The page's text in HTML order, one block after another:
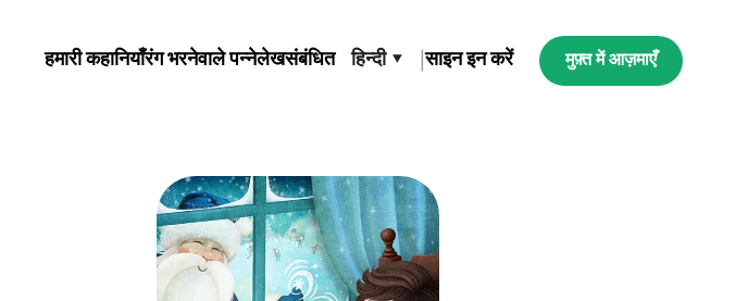
हमारी कहानियाँरंग भरनेवाले पन्नेलेखसंबंधित हिन्दी ▾ |साइन इन करें मुफ़्त में आज़माएँ